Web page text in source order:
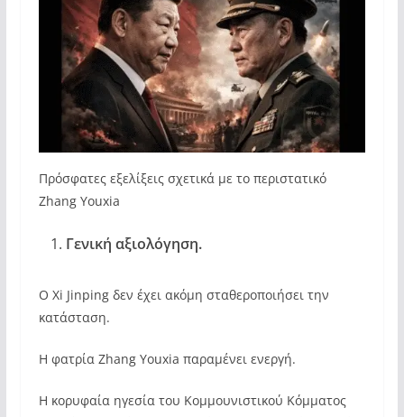
Πρόσφατες εξελίξεις σχετικά με το περιστατικό
Zhang Youxia
Γενική αξιολόγηση.
Ο Xi Jinping δεν έχει ακόμη σταθεροποιήσει την
κατάσταση.
Η φατρία Zhang Youxia παραμένει ενεργή.
Η κορυφαία ηγεσία του Κομμουνιστικού Κόμματος